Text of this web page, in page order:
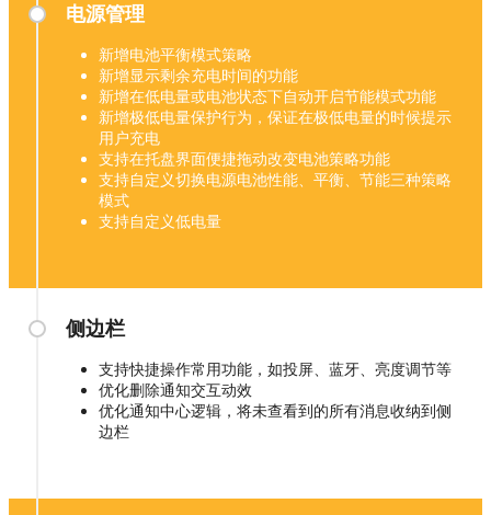
电源管理
新增电池平衡模式策略
新增显示剩余充电时间的功能
新增在低电量或电池状态下自动开启节能模式功能
新增极低电量保护行为，保证在极低电量的时候提示
用户充电
支持在托盘界面便捷拖动改变电池策略功能
支持自定义切换电源电池性能、平衡、节能三种策略
模式
支持自定义低电量
侧边栏
支持快捷操作常用功能，如投屏、蓝牙、亮度调节等
优化删除通知交互动效
优化通知中心逻辑，将未查看到的所有消息收纳到侧
边栏